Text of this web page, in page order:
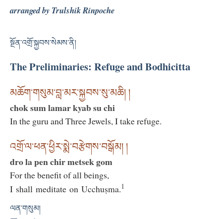
arranged by Trulshik Rinpoche
སྔོན་འགྲོ་སྐྱབས་སེམས་ནི།
The Preliminaries: Refuge and Bodhicitta
མཆོག་གསུམ་བླ་མར་སྐྱབས་སུ་མཆི། །
chok sum lamar kyab su chi
In the guru and Three Jewels, I take refuge.
འགྲོ་ལ་ཕན་ཕྱིར་སྨེ་བརྩེགས་བསྒོམ། །
dro la pen chir metsek gom
For the benefit of all beings,
I shall meditate on Ucchuṣma.1
ལན་གསུམ།